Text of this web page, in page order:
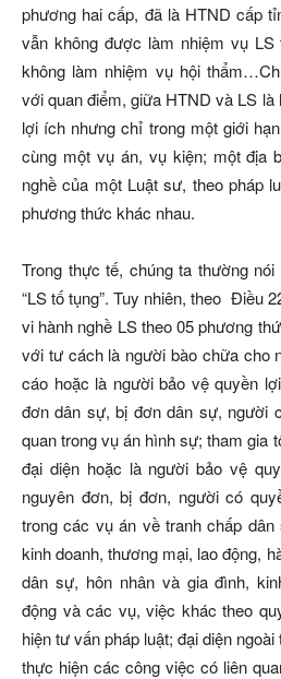
phương hai cấp, đã là HTND cấp
vẫn không được làm nhiệm vụ
không làm nhiệm vụ hội
với quan điểm, giữa HTND và LS
lợi ích nhưng chỉ trong một giới
cùng một vụ án, vụ kiện; một địa
nghề của một Luật sư, theo pháp
phương thức khác nhau.
Trong thực tế, chúng ta thường
“LS tố tụng”. Tuy nhiên, theo Điều
vi hành nghề LS theo 05 phương
với tư cách là người bào chữa cho
cáo hoặc là người bảo vệ quyền
đơn dân sự, bị đơn dân sự, người
quan trong vụ án hình sự; tham gia
đại diện hoặc là người bảo vệ
nguyên đơn, bị đơn, người có
trong các vụ án về tranh chấp
kinh doanh, thương mại, lao động,
dân sự, hôn nhân và gia đình,
động và các vụ, việc khác theo
hiện tư vấn pháp luật; đại diện
thực hiện các công việc có liên